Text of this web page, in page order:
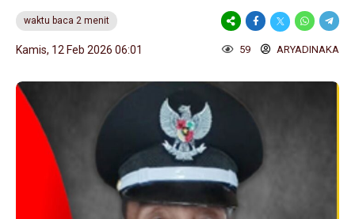
waktu baca 2 menit
Kamis, 12 Feb 2026 06:01 59 ARYADINAKA